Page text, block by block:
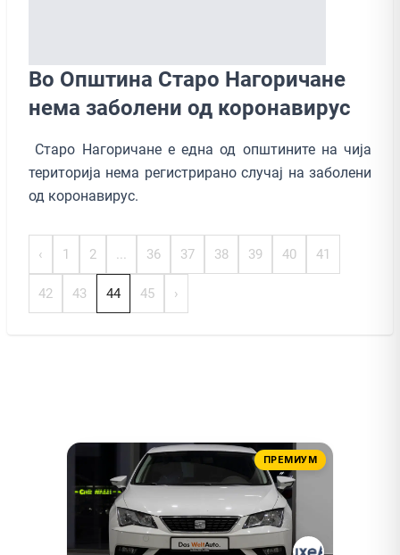
Во Општина Старо Нагоричане
нема заболени од коронавирус
Старо Нагоричане е една од општините на чија
територија нема регистрирано случај на заболени
од коронавирус.
‹ 1 2 ... 36 37 38 39 40 41
42 43 44 45 ›
ПРЕМИУМ